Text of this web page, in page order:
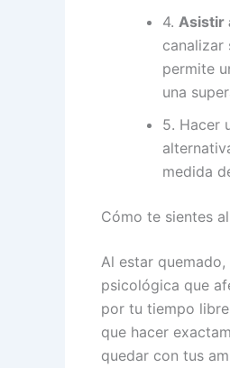
4. Asistir
canalizar
permite
una
5. Hacer
medida
Cómo te sientes
Al estar
psicológica que
por tu tiempo
que hacer
quedar con tus